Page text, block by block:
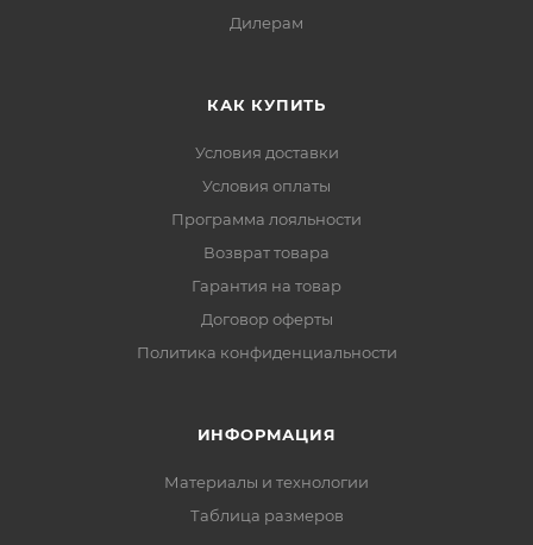
Дилерам
КАК КУПИТЬ
Условия доставки
Условия оплаты
Программа лояльности
Возврат товара
Гарантия на товар
Договор оферты
Политика конфиденциальности
ИНФОРМАЦИЯ
Материалы и технологии
Таблица размеров